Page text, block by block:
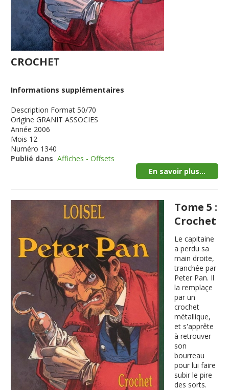
CROCHET
Informations supplémentaires
Description Format 50/70
Origine GRANIT ASSOCIES
Année 2006
Mois 12
Numéro 1340
Publié dans Affiches - Offsets
En savoir plus...
Tome 5 :
Crochet
Le capitaine
a perdu sa
main droite,
tranchée par
Peter Pan. Il
la remplaçe
par un
crochet
métallique,
et s'apprête
à retrouver
son
bourreau
pour lui faire
subir le pire
des sorts.